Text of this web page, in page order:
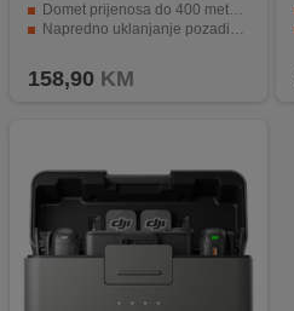
Domet prijenosa do 400 metara
Napredno uklanjanje pozadinske buke
158,90 KM